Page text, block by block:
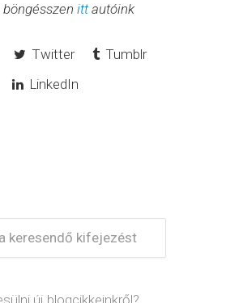
ittautóink
Twitter
Tumblr
LinkedIn